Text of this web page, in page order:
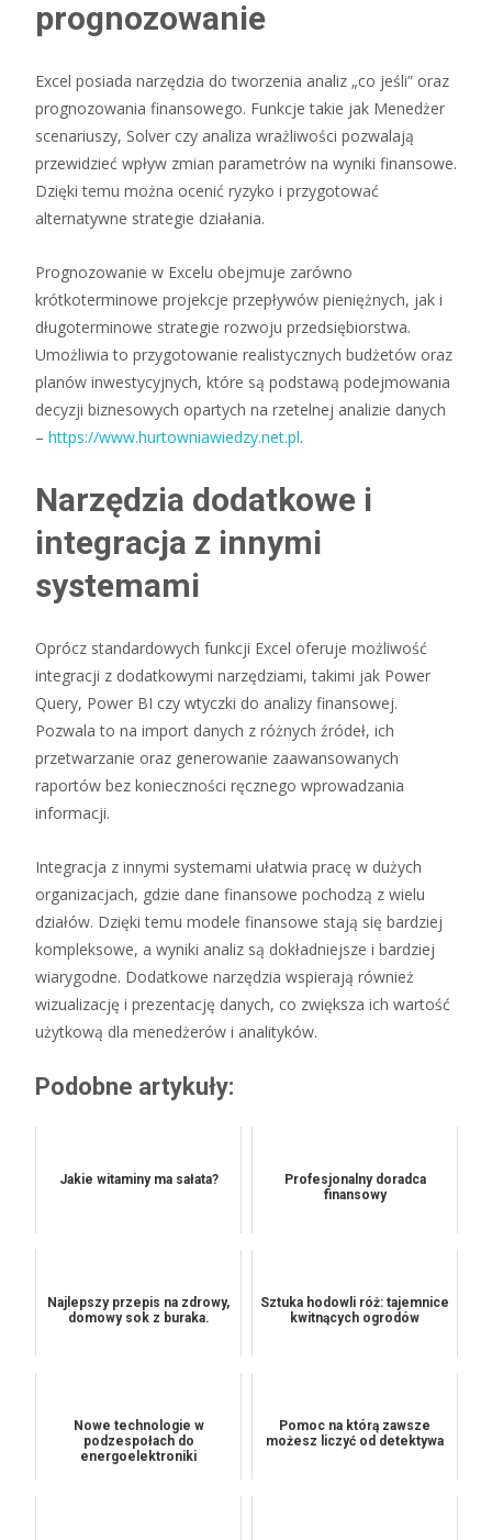
prognozowanie
Excel posiada narzędzia do tworzenia analiz „co jeśli” oraz
prognozowania finansowego. Funkcje takie jak Menedżer
scenariuszy, Solver czy analiza wrażliwości pozwalają
przewidzieć wpływ zmian parametrów na wyniki finansowe.
Dzięki temu można ocenić ryzyko i przygotować
alternatywne strategie działania.
Prognozowanie w Excelu obejmuje zarówno
krótkoterminowe projekcje przepływów pieniężnych, jak i
długoterminowe strategie rozwoju przedsiębiorstwa.
Umożliwia to przygotowanie realistycznych budżetów oraz
planów inwestycyjnych, które są podstawą podejmowania
decyzji biznesowych opartych na rzetelnej analizie danych
– https://www.hurtowniawiedzy.net.pl.
Narzędzia dodatkowe i
integracja z innymi
systemami
Oprócz standardowych funkcji Excel oferuje możliwość
integracji z dodatkowymi narzędziami, takimi jak Power
Query, Power BI czy wtyczki do analizy finansowej.
Pozwala to na import danych z różnych źródeł, ich
przetwarzanie oraz generowanie zaawansowanych
raportów bez konieczności ręcznego wprowadzania
informacji.
Integracja z innymi systemami ułatwia pracę w dużych
organizacjach, gdzie dane finansowe pochodzą z wielu
działów. Dzięki temu modele finansowe stają się bardziej
kompleksowe, a wyniki analiz są dokładniejsze i bardziej
wiarygodne. Dodatkowe narzędzia wspierają również
wizualizację i prezentację danych, co zwiększa ich wartość
użytkową dla menedżerów i analityków.
Podobne artykuły:
Jakie witaminy ma sałata?
Profesjonalny doradca
finansowy
Najlepszy przepis na zdrowy,
domowy sok z buraka.
Sztuka hodowli róż: tajemnice
kwitnących ogrodów
Nowe technologie w
podzespołach do
energoelektroniki
Pomoc na którą zawsze
możesz liczyć od detektywa